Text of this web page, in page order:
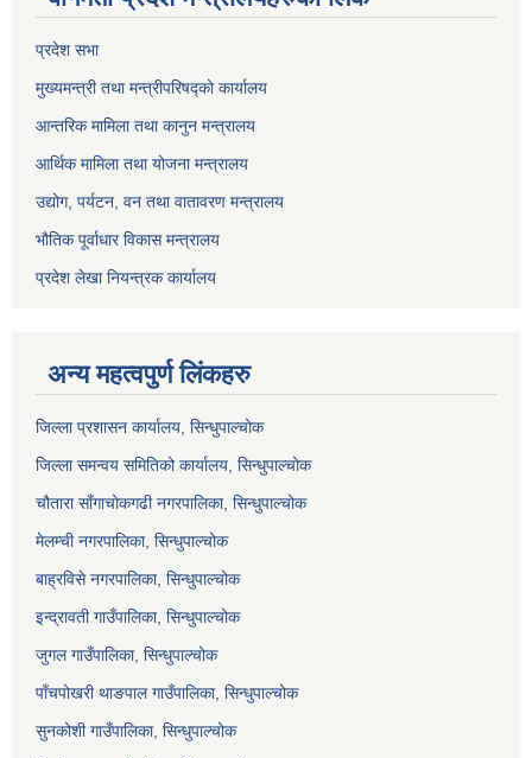
प्रदेश सभा
मुख्यमन्त्री तथा मन्त्रीपरिषद्को कार्यालय
आन्तरिक मामिला तथा कानुन मन्त्रालय
आर्थिक मामिला तथा योजना मन्त्रालय
उद्योग, पर्यटन, वन तथा वातावरण मन्त्रालय
भौतिक पूर्वाधार विकास मन्त्रालय
प्रदेश लेखा नियन्त्रक कार्यालय
अन्य महत्वपुर्ण लिंकहरु
जिल्ला प्रशासन कार्यालय, सिन्धुपाल्चोक
जिल्ला समन्वय समितिको कार्यालय, सिन्धुपाल्चोक
चौतारा साँगाचोकगढी नगरपालिका, सिन्धुपाल्चोक
मेलम्ची नगरपालिका, सिन्धुपाल्चोक
बाह्रविसे नगरपालिका, सिन्धुपाल्चोक
इन्द्रावती गाउँपालिका, सिन्धुपाल्चोक
जुगल गाउँपालिका, सिन्धुपाल्चोक
पाँचपोखरी थाङपाल गाउँपालिका, सिन्धुपाल्चोक
सुनकोशी गाउँपालिका, सिन्धुपाल्चोक